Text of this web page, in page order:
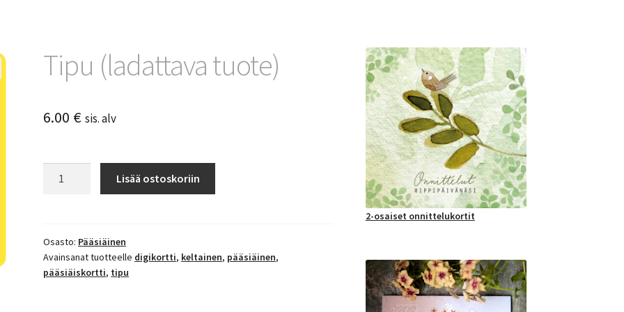
Tipu (ladattava tuote)
6.00 € sis. alv
Lisää ostoskoriin
Osasto: Pääsiäinen
Avainsanat tuotteelle digikortti, keltainen, pääsiäinen,
pääsiäiskortti, tipu
2-osaiset onnittelukortit